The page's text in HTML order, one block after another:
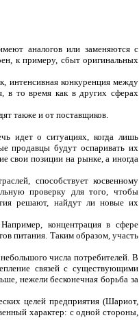
аналогов или заменяются с
к примеру, сбыторигинальных
интенсивная конкуренция между
в то время как в других сферах
также и от поставщиков.
идет о ситуациях, когда лишь
продавцы будут оспаривать их
свои позиции на рынке, а иногда
способствует косвенному
проверку для того, чтобы
решают, найдут ли новые их
концентрация в сфере
питания. Таким образом, участь
числа потребителей . В
связей с существующими
нежели бесконечная борьба за
целей предприятия (Шариот,
характер: с одной стороны,